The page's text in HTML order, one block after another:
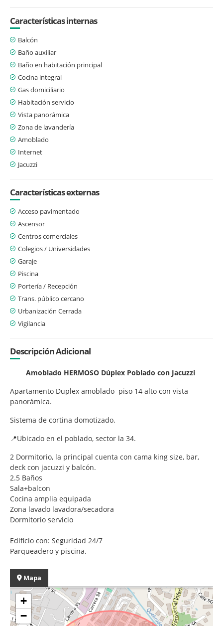
Características internas
Balcón
Baño auxiliar
Baño en habitación principal
Cocina integral
Gas domiciliario
Habitación servicio
Vista panorámica
Zona de lavandería
Amoblado
Internet
Jacuzzi
Características externas
Acceso pavimentado
Ascensor
Centros comerciales
Colegios / Universidades
Garaje
Piscina
Portería / Recepción
Trans. público cercano
Urbanización Cerrada
Vigilancia
Descripción Adicional
Amoblado HERMOSO Dúplex Poblado con Jacuzzi
Apartamento Duplex amoblado piso 14 alto con vista
panorámica.
Sistema de cortina domotizado.
📍Ubicado en el poblado, sector la 34.
2 Dormitorio, la principal cuenta con cama king size, bar,
deck con jacuzzi y balcón.
2.5 Baños
Sala+balcon
Cocina amplia equipada
Zona lavado lavadora/secadora
Dormitorio servicio
Edificio con: Seguridad 24/7
Parqueadero y piscina.
Mapa
+
−